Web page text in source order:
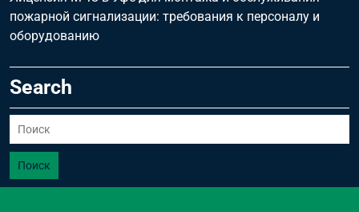
пожарной сигнализации: требования к персоналу и
оборудованию
Search
Поиск